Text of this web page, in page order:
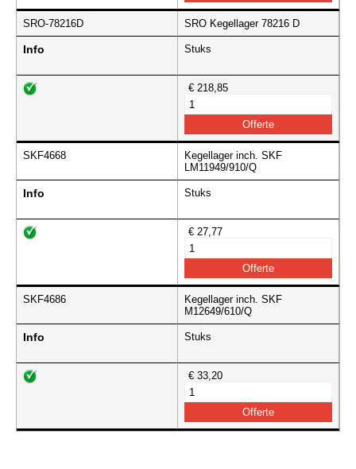
SRO-78216D SRO Kegellager 78216 D
Info Stuks
€ 218,85
SKF4668
Kegellager inch. SKF
LM11949/910/Q
Info Stuks
€ 27,77
SKF4686
Kegellager inch. SKF
M12649/610/Q
Info Stuks
€ 33,20